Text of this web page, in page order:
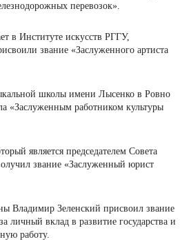
перевозок».
в Институте искусств РГГУ,
звание «Заслуженного артиста
школы имени Лысенко в Ровно
«Заслуженным работником культуры
является председателем Совета
звание «Заслуженный юрист
Владимир Зеленский присвоил звание
личный вклад в развитие государства и
работу.